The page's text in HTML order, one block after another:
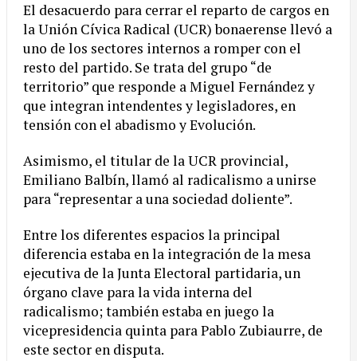
El desacuerdo para cerrar el reparto de cargos en
la Unión Cívica Radical (UCR) bonaerense llevó a
uno de los sectores internos a romper con el
resto del partido. Se trata del grupo “de
territorio” que responde a Miguel Fernández y
que integran intendentes y legisladores, en
tensión con el abadismo y Evolución.
Asimismo, el titular de la UCR provincial,
Emiliano Balbín, llamó al radicalismo a unirse
para “representar a una sociedad doliente”.
Entre los diferentes espacios la principal
diferencia estaba en la integración de la mesa
ejecutiva de la Junta Electoral partidaria, un
órgano clave para la vida interna del
radicalismo; también estaba en juego la
vicepresidencia quinta para Pablo Zubiaurre, de
este sector en disputa.